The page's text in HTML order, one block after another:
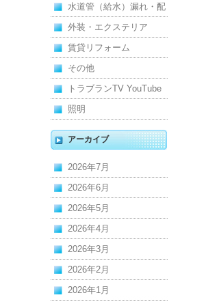
水道管（給水）漏れ・配
管
外装・エクステリア
賃貸リフォーム
その他
トラブランTV YouTube
照明
アーカイブ
2026年7月
2026年6月
2026年5月
2026年4月
2026年3月
2026年2月
2026年1月